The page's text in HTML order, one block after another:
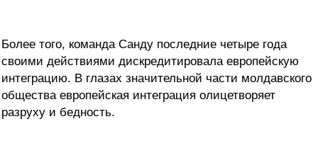
Более того, команда Санду последние четыре года
своими действиями дискредитировала европейскую
интеграцию. В глазах значительной части молдавского
общества европейская интеграция олицетворяет
разруху и бедность.